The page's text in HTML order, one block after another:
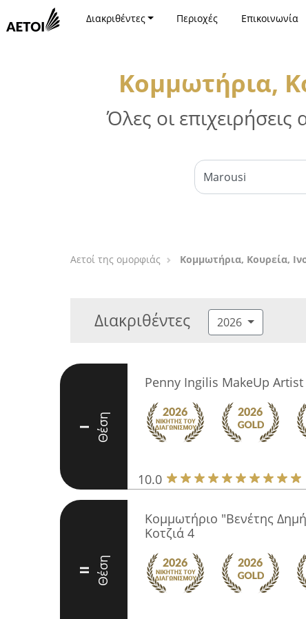
Διακριθέντες Περιοχές Επικοινωνία
Κομμωτήρια,
Όλες οι
Αετοί της ομορφιάς Κομμωτήρια, Κουρεία,
Διακριθέντες 2026
I Θέση
Penny Ingilis MakeUp
10.0
II Θέση
Κομμωτήριο "Βενέτης
Κοτζιά 4